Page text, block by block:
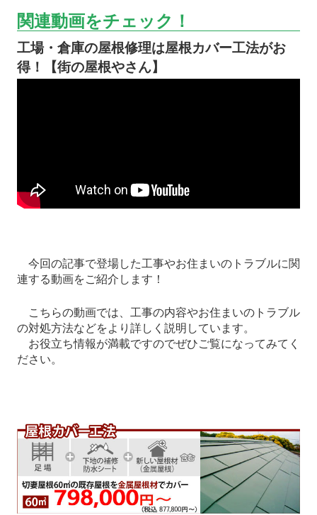
関連動画をチェック！
工場・倉庫の屋根修理は屋根カバー工法がお
得！【街の屋根やさん】
今回の記事で登場した工事やお住まいのトラブルに関
連する動画をご紹介します！
こちらの動画では、工事の内容やお住まいのトラブル
の対処方法などをより詳しく説明しています。
お役立ち情報が満載ですのでぜひご覧になってみてく
ださい。